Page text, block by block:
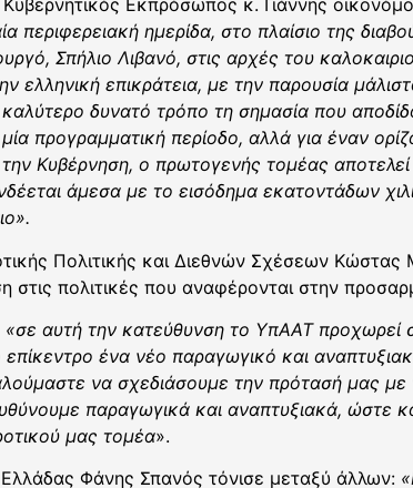
Εκπρόσωπος κ. Γιάννης
περιφερειακή ημερίδα, στο πλαίσιο της
Σπήλιο Λιβανό, στις αρχές του
ελληνική επικράτεια, με την παρουσία
δυνατό τρόπο τη σημασία που
προγραμματική περίοδο, αλλά για έναν
Κυβέρνηση, ο πρωτογενής τομέας
άμεσα με το εισόδημα εκατοντάδων
Πολιτικής και Διεθνών Σχέσεων
πολιτικές που αναφέρονται στην
«σε αυτή την κατεύθυνση το ΥπΑΑΤ προχωρεί
ένα νέο παραγωγικό και
να σχεδιάσουμε την πρότασή μας με
παραγωγικά και αναπτυξιακά, ώστε
μας τομέα».
Φάνης Σπανός τόνισε μεταξύ άλλων: